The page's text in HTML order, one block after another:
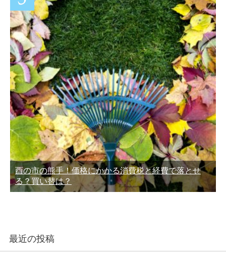
酉の市の熊手！価格にかかる消費税と経費で落とせ
る？買い替は？
最近の投稿